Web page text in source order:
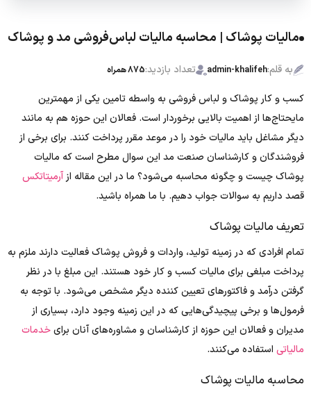
مالیات پوشاک | محاسبه مالیات لباس‌فروشی مد و پوشاک
به قلم:admin-khalifeh تعداد بازدید:875 همراه
کسب و کار پوشاک و لباس فروشی به واسطه تامین یکی از مهمترین
مایحتاج‌ها از اهمیت بالایی برخوردار است. فعالان این حوزه هم به مانند
دیگر مشاغل باید مالیات خود را در موعد مقرر پرداخت کنند. برای برخی از
فروشندگان و کارشناسان صنعت مد این سوال مطرح است که مالیات
پوشاک چیست و چگونه محاسبه می‌شود؟ ما در این مقاله ازآرمیتاتکس
قصد داریم به سوالات جواب دهیم. با ما همراه باشید.
تعریف مالیات پوشاک
تمام افرادی که در زمینه تولید، واردات و فروش پوشاک فعالیت دارند ملزم به
پرداخت مبلغی برای مالیات کسب و کار خود هستند. این مبلغ با در نظر
گرفتن درآمد و فاکتورهای تعیین کننده دیگر مشخص می‌شود. با توجه به
فرمول‌ها و برخی پیچیدگی‌هایی که در این زمینه وجود دارد، بسیاری از
مدیران و فعالان این حوزه از کارشناسان و مشاوره‌های آنان برایخدمات
مالیاتی استفاده می‌کنند.
محاسبه مالیات پوشاک